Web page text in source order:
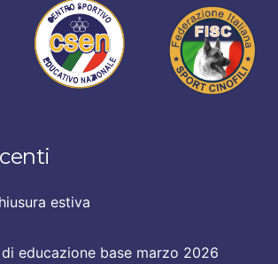
estiva
educazione base marzo 2026